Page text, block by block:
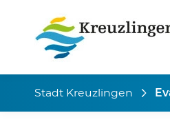
Stadt Kreuzlingen